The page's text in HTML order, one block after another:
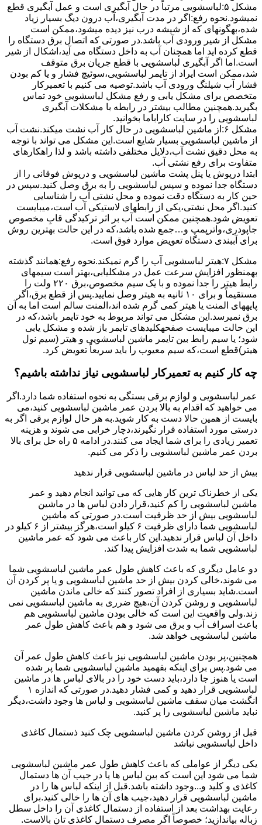
مشکل ۵:لباسشویی مرتباً در ﺣﺎل آﺑﮕﯿﺮی اﺳﺖ و ﻋﻤﻞ آﺑﮕﯿﺮی ﻗﻄﻊ
نمیشود.نحوه رﻓﻊ:اﮔﺮ در ﻣﺪت آﺑﮕﯿﺮی،آب درون دﯾﮓ ﺑﺴﯿﺎر زﯾﺎد
ﺷﺪه،بهگونهای ﮐﻪ از ﺷﯿﺸﻪ درب ﻧﯿﺰ دﯾﺪه میشود،ممکن است
مشکل از شیر ورودی آب باشد.در صورتی که اتصال برق دستگاه را
قطع کرده اید اما همچنان آب به داخل دستگاه می آید،اشکال از شیر
است.اما اگر آبگیری لباسشویی با قطع جریان برق متوقف
شد،ممکن است ایراد از تایمر لباسشویی،سوئیچ فشار و یا کم بودن
فشار آب شیلنگ ورودی آب باشد.توصیه می کنیم با تعمیرکار
متخصص برای مشکل یابی و رفع مشکل لباسشویی خود تماس
بگیرید.همچنین مطالب بیشتر در رابطه با مشکلات آبگیری
لباسشویی را در سایت کاراباما بخوانید.
مشکل ۶:از ﻣﺎﺷﯿﻦ لباسشویی در ﺣﺎل ﮐﺎر آب ﻧﺸﺖ میکند.نشت آب
از ماشین لباسشویی بسیار شایع است.این مشکل می تواند با توجه
به محل دقیق نشت آب،دلایل مختلفی داشته باشد و لذا راهکارهای
متفاوت برای رفع نشتی آب.
ابتدا درپوش یا پنل ﭘﺸﺖ ﻣﺎﺷﯿﻦ لباسشویی و درپوش ﻓﻮﻗﺎﻧﯽ را از
دستگاه ﺟﺪا ﻧﻤﻮده و ﺳﭙﺲ لباسشویی را ﺑﻪ ﺑﺮق وصل ﮐﻨﯿﺪ.سپس در
حین کار به دستگاه دقت نموده و ﻣﺤﻞ نشتی آب را ﺷﻨﺎﺳﺎﯾﯽ
کنید.اﮔﺮ ﻣﺤﻞ نشتی،ﯾﮑﯽ از رابطهای ﻻﺳﺘﯿﮑﯽ آب اﺳﺖ،میبایست
ﺗﻌﻮﯾﺾ شود.همچنین ﻣﻤﮑﻦ اﺳﺖ آب بر اثر ﺗﺮﮐﯿﺪﮔﯽ قابِ ﻣﺨﺼﻮص
ﺟﺎﭘﻮدری،واترپمپ و…جمع شده ﺑﺎﺷﺪ،ﮐﻪ در این حالت بهترین روش
برای آببندی دستگاه ﺗﻌﻮﯾﺾ ﻣﻮارد ﻓﻮق اﺳﺖ.
مشکل ۷:ﻫﯿﺘﺮ لباسشویی آب را ﮔﺮم نمیکند.نحوه رﻓﻊ:ﻫﻤﺎﻧﻨﺪ ﮔﺬﺷﺘﻪ
بهمنظور اﻓﺰاﯾﺶ ﺳﺮﻋﺖ ﻋﻤﻞ در مشکلیابی،بهتر است سیمهای
راﺑﻂ ﻫﯿﺘﺮ را ﺟﺪا ﻧﻤﻮده و ﺑﺎ ﯾﮏ ﺳﯿﻢ ﻣﺨﺼﻮص،برق ۲۲۰ ولت را
مستقیماً و برای ۱۰ ﺛﺎﻧﯿﻪ ﺑﻪ ﻫﯿﺘﺮ وصل نمایید.ﭘﺲ از ﻗﻄﻊ ﺑﺮق،اﮔﺮ
پایههای اﻟﻤﻨﺖ یا هیتر کمی ﮔﺮم ﺷﺪه اند،اﻟﻤﻨﺖ ﺳﺎﻟﻢ است اما ﺑﻪ آن
ﺑﺮق نمیرسد.اﯾﻦ ﻣﺸﮑﻞ می تواند مربوط به ﺧﻮد ﺗﺎﯾﻤﺮ باشد،ﮐﻪ در
این حالت میبایست صفحهکلیدهای ﺗﺎﯾﻤﺮ باز شده و مشکل یابی
شود؛ ﯾﺎ ﺳﯿﻢ راﺑﻂ ﺑﯿﻦ ﺗﺎﯾﻤﺮ ماشین لباسشویی و ﻫﯿﺘﺮ (سیم ﻧﻮل
ﻫﯿﺘﺮ)ﻗﻄﻊ اﺳﺖ،ﮐﻪ ﺳﯿﻢ ﻣﻌﯿﻮب را ﺑﺎﯾﺪ سریعاً ﺗﻌﻮﯾﺾ کرد.
چه کار کنیم به تعمیرکار لباسشویی نیاز نداشته باشیم؟
عمر لباسشویی و لوازم برقی بستگی به نحوه استفاده شما دارد.اگر
می خواهید که اقدام به بالا بردن عمر ماشین لباسشویی کنید،می
بایست از همین حالا دست به کار شوید.به هر حال لوازم برقی اگر به
درستی مورد استفاده قرار نگیرند،دچار خرابی می شوند و هزینه
تعمیر زیادی را برای شما ایجاد می کنند.در ادامه ۵ راه حل برای بالا
بردن عمر ماشین لباسشویی را ذکر می کنیم.
بیش از حد لباس در ماشین لباسشویی قرار ندهید
یکی از خطرناک ترین کار هایی که می توانید انجام دهید و عمر
ماشین لباسشویی را کم کنید،قرار دادن لباس ها در ماشین
لباسشویی بیش از حد ظرفیت است.در صورتی که ماشین
لباسشویی شما دارای ظرفیت ۶ کیلو است،هرگز بیشتر از ۶ کیلو در
داخل آن لباس قرار ندهید.این کار باعث می شود که عمر ماشین
لباسشویی شما به شدت افزایش پیدا کند.
دو عامل دیگری که باعث کاهش طول عمر ماشین لباسشویی شما
می شوند،خالی کردن بیش از حد ماشین لباسشویی و یا پر کردن آن
است.شاید بسیاری از افراد تصور کنند که خالی ماندن ماشین
لباسشویی و روشن کردن آن،هیچ ضرری به ماشین لباسشویی نمی
زند.ولی واقعیت این است که خالی بودن ماشین لباسشویی هم
باعث اسراف آب و برق می شود و هم باعث کاهش طول عمر
ماشین لباسشویی خواهد شد.
همچنین،پر بودن ماشین لباسشویی نیز باعث کاهش طول عمر آن
می شود.پس برای اینکه بفهمید ماشین لباسشویی شما پر شده
است یا هنوز جا دارد،باید دست خود را در بالای لباس ها در ماشین
لباسشویی قرار دهید و کمی فشار دهید.در صورتی که اندازه ۱
انگشت میان سقف ماشین لباسشویی و لباس ها وجود داشت،دیگر
نباید ماشین لباسشویی را پر کنید.
قبل از روشن کردن ماشین لباسشویی چک کنید ذستمال کاغذی
داخل لباسشویی نباشد
یکی دیگر از عواملی که باعث کاهش طول عمر ماشین لباسشویی
شما می شود این است که بین لباس ها یا در جیب آن ها دستمال
کاغذی و کلید و...وجود داشته باشد.قبل از اینکه لباس ها را در
ماشین لباسشویی قرار دهید،جیب های آن ها را خالی کنید.برای
رعایت بهداشت بعد از استفاده از دستمال کاغذی آن را داخل سطل
زباله بیاندازید؛ خصوصاً اگر مصرف دستمال کاغذی تان بالاست.